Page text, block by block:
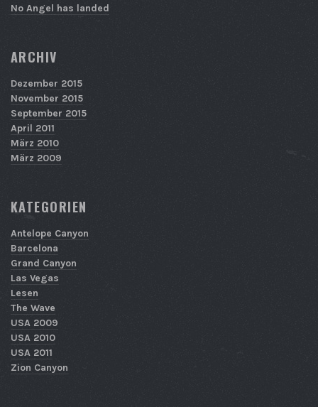
No Angel has landed
ARCHIV
Dezember 2015
November 2015
September 2015
April 2011
März 2010
März 2009
KATEGORIEN
Antelope Canyon
Barcelona
Grand Canyon
Las Vegas
Lesen
The Wave
USA 2009
USA 2010
USA 2011
Zion Canyon